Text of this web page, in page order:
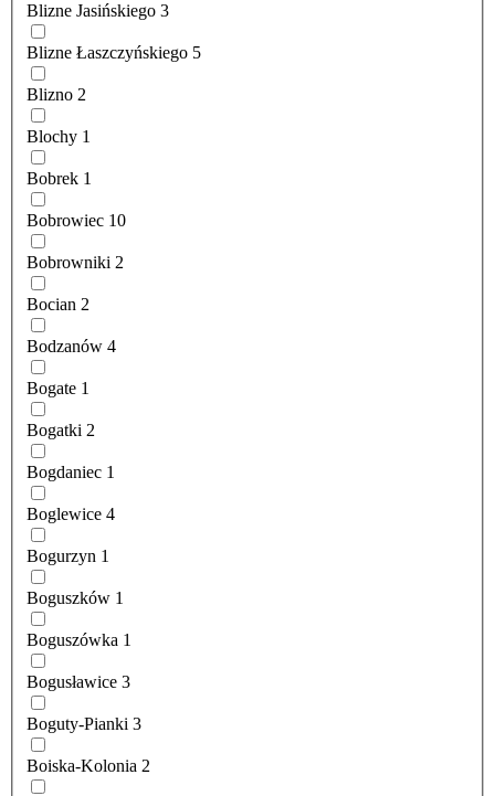
Blizne Jasińskiego 3
Blizne Łaszczyńskiego 5
Blizno 2
Blochy 1
Bobrek 1
Bobrowiec 10
Bobrowniki 2
Bocian 2
Bodzanów 4
Bogate 1
Bogatki 2
Bogdaniec 1
Boglewice 4
Bogurzyn 1
Boguszków 1
Boguszówka 1
Bogusławice 3
Boguty-Pianki 3
Boiska-Kolonia 2